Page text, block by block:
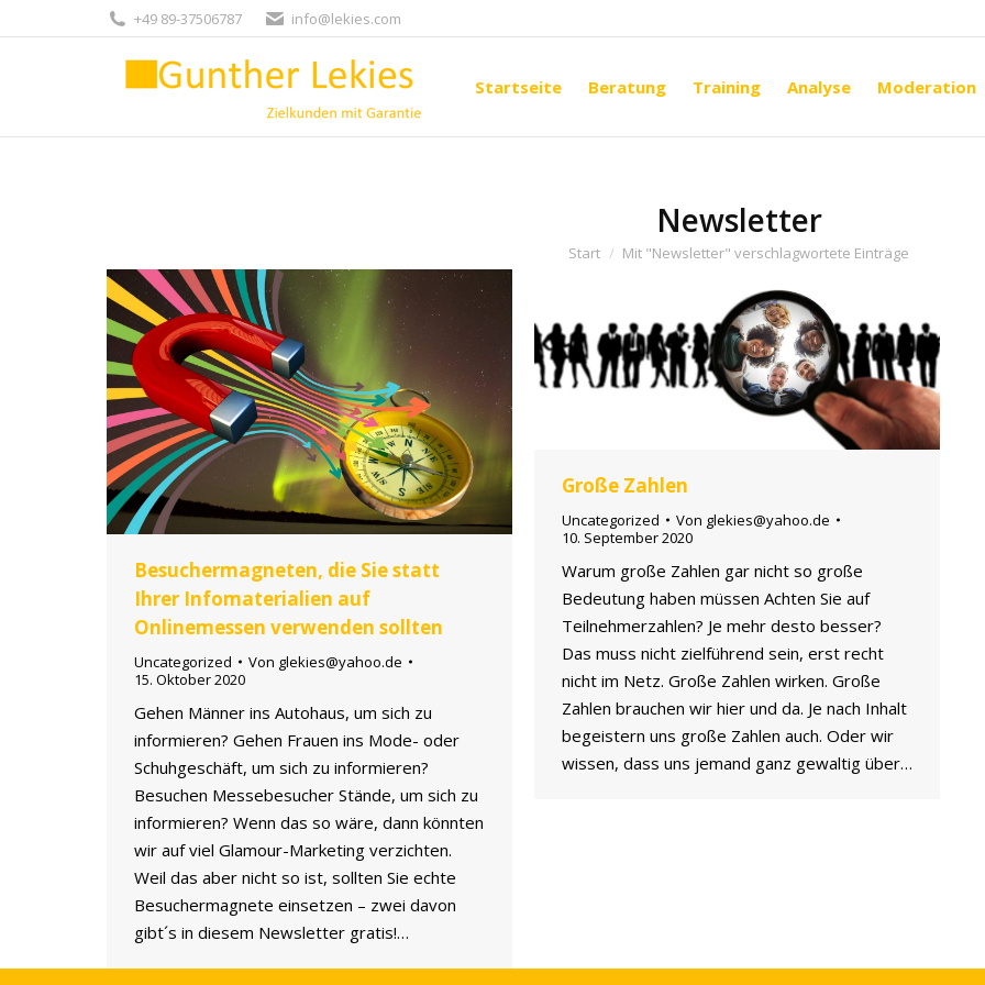
+49 89-37506787 info@lekies.com
Startseite Beratung Training Analyse Moderation
Newsletter
Sie befinden sich hier:
Start Mit "Newsletter" verschlagwortete Einträge
Besuchermagneten, die Sie statt
Ihrer Infomaterialien auf
Onlinemessen verwenden sollten
Uncategorized Von glekies@yahoo.de
15. Oktober 2020
Gehen Männer ins Autohaus, um sich zu
informieren? Gehen Frauen ins Mode- oder
Schuhgeschäft, um sich zu informieren?
Besuchen Messebesucher Stände, um sich zu
informieren? Wenn das so wäre, dann könnten
wir auf viel Glamour-Marketing verzichten.
Weil das aber nicht so ist, sollten Sie echte
Besuchermagnete einsetzen – zwei davon
gibt´s in diesem Newsletter gratis!…
Große Zahlen
Uncategorized Von glekies@yahoo.de
10. September 2020
Warum große Zahlen gar nicht so große
Bedeutung haben müssen Achten Sie auf
Teilnehmerzahlen? Je mehr desto besser?
Das muss nicht zielführend sein, erst recht
nicht im Netz. Große Zahlen wirken. Große
Zahlen brauchen wir hier und da. Je nach Inhalt
begeistern uns große Zahlen auch. Oder wir
wissen, dass uns jemand ganz gewaltig über…